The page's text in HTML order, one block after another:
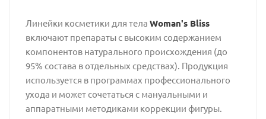
Линейки косметики для тела Woman's Bliss
включают препараты с высоким содержанием
компонентов натурального происхождения (до
95% состава в отдельных средствах). Продукция
используется в программах профессионального
ухода и может сочетаться с мануальными и
аппаратными методиками коррекции фигуры.